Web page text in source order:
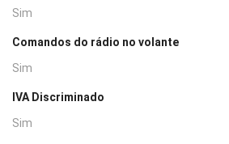
Sim
Comandos do rádio no volante
Sim
IVA Discriminado
Sim